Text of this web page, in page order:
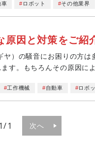
車 ロボット その他業界
因と対策をご紹
の騒音にお困りの方は多い
す。もちろんその原因に
工作機械 自動車 ロボ
1/1 次へ